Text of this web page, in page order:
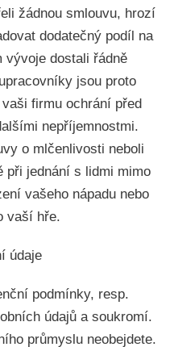
žádnou smlouvu, hrozí
dodatečný podíl na
dostali řádně
jsou proto
firmu ochrání před
nepříjemnostmi.
o mlčenlivosti neboli
při jednání s lidmi mimo
vašeho nápadu nebo
vaší hře.
údaje
podmínky, resp.
údajů a soukromí.
průmyslu neobejdete.